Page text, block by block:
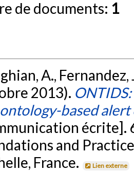
de documents: 1
A., Fernandez,
2013).
based
écrite].
and
France.
Lien externe